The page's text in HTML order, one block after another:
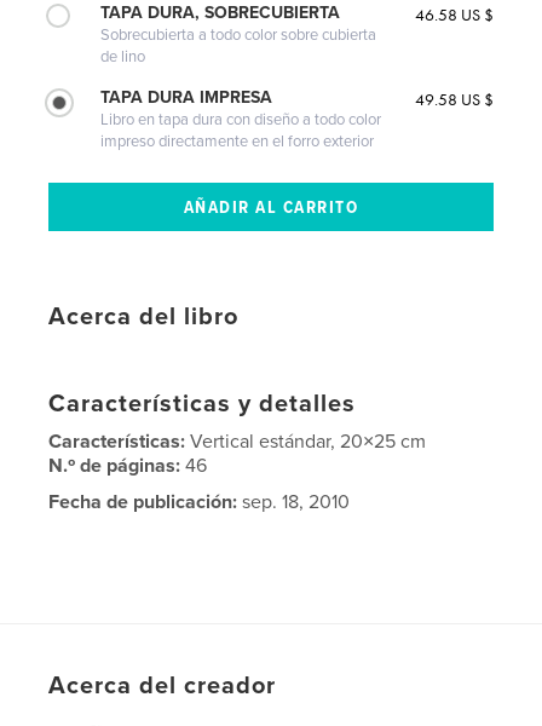
TAPA DURA, SOBRECUBIERTA
Sobrecubierta a todo color sobre cubierta
de lino
46.58 US $
TAPA DURA IMPRESA
Libro en tapa dura con diseño a todo color
impreso directamente en el forro exterior
49.58 US $
Acerca del libro
Características y detalles
Características:Vertical estándar, 20×25 cm
N.º de páginas:46
Fecha de publicación: sep. 18, 2010
Acerca del creador